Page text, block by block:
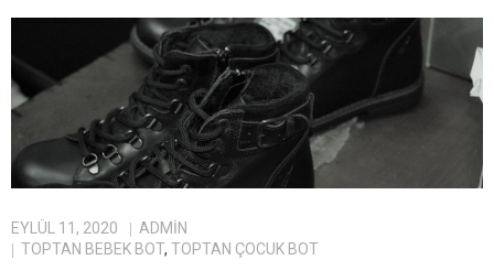
EYLÜL 11, 2020
ADMIN
TOPTAN BEBEK BOT, TOPTAN ÇOCUK BOT